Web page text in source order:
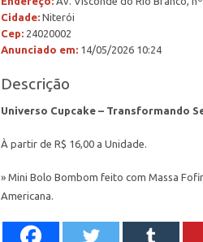
Cidade: Niterói
Cep: 24020002
Anunciado em: 14/05/2026 10:24
Descrição
Universo Cupcake – Transformando
À partir de R$ 16,00 a Unidade.
» Mini Bolo Bombom feito com Massa
Americana.